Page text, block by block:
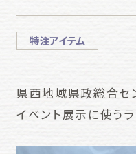
特注アイテム
県西地域県政総合セ
イベント展示に使うラ